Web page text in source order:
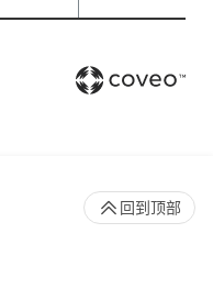
回到顶部